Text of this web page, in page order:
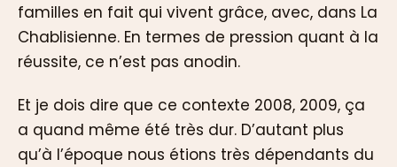
familles en fait qui vivent grâce, avec, dans La
Chablisienne. En termes de pression quant à la
réussite, ce n’est pas anodin.
Et je dois dire que ce contexte 2008, 2009, ça
a quand même été très dur. D’autant plus
qu’à l’époque nous étions très dépendants du